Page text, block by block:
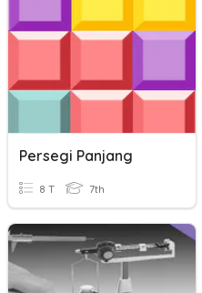
Persegi Panjang
8 T 7th